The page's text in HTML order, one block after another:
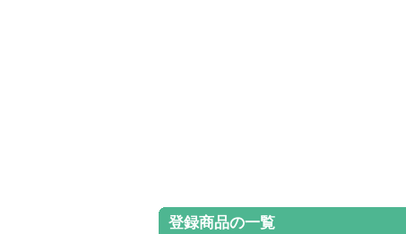
登録商品の一覧